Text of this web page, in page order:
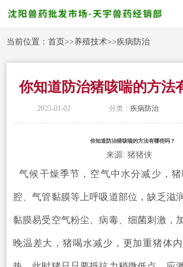
当前位置：首页>>养殖技术>>疾病防治
你知道防治猪咳喘的方法
2025-01-02 分类： 疾病防治
你知道防治猪咳喘的方法有哪些吗？
来源: 猪猪侠
气候干燥季节，空气中水分减少，
腔、气管黏膜等上呼吸道部位，缺乏滋
黏膜易受空气粉尘、病毒、细菌刺激，
晚温差大，猪喝水减少，更加重猪体